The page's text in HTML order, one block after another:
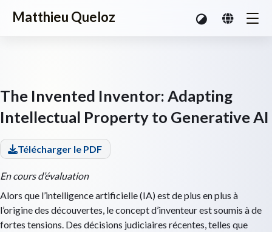
Matthieu Queloz
The Invented Inventor: Adapting
Intellectual Property to Generative AI
Télécharger le PDF
En cours d’évaluation
Alors que l’intelligence artificielle (IA) est de plus en plus à
l’origine des découvertes, le concept d’inventeur est soumis à de
fortes tensions. Des décisions judiciaires récentes, telles que